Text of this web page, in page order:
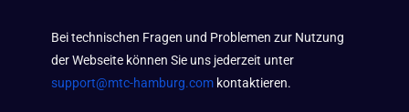
Bei technischen Fragen und Problemen zur Nutzung
der Webseite können Sie uns jederzeit unter
support@mtc-hamburg.com kontaktieren.